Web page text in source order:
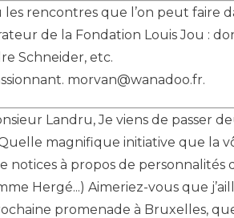
les rencontres que l’on peut faire
de la Fondation Louis Jou :
Schneider, etc.
morvan@wanadoo.fr.
Landru, Je viens de passer
magnifique initiative que la
notices à propos de
Hergé...) Aimeriez-vous que
promenade à Bruxelles,